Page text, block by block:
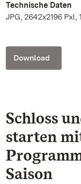
Technische Daten
JPG, 2642x2196 Pxl,
Download
Schloss
starten
Saison